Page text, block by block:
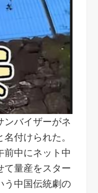
ンバイザーがネ
付けられた。
前中にネット中
て量産をスター
う中国伝統劇の